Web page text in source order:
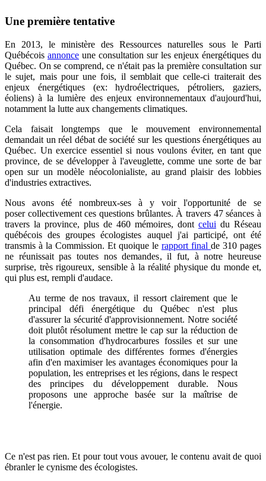
Une première tentative
En 2013, le ministère des Ressources naturelles sous le Parti
Québécois annonce une consultation sur les enjeux énergétiques du
Québec. On se comprend, ce n'était pas la première consultation sur
le sujet, mais pour une fois, il semblait que celle-ci traiterait des
enjeux énergétiques (ex: hydroélectriques, pétroliers, gaziers,
éoliens) à la lumière des enjeux environnementaux d'aujourd'hui,
notamment la lutte aux changements climatiques.
Cela faisait longtemps que le mouvement environnemental
demandait un réel débat de société sur les questions énergétiques au
Québec. Un exercice essentiel si nous voulons éviter, en tant que
province, de se développer à l'aveuglette, comme une sorte de bar
open sur un modèle néocolonialiste, au grand plaisir des lobbies
d'industries extractives.
Nous avons été nombreux-ses à y voir l'opportunité de se
poser collectivement ces questions brûlantes. À travers 47 séances à
travers la province, plus de 460 mémoires, dont celui du Réseau
québécois des groupes écologistes auquel j'ai participé, ont été
transmis à la Commission. Et quoique le rapport final de 310 pages
ne réunissait pas toutes nos demandes, il fut, à notre heureuse
surprise, très rigoureux, sensible à la réalité physique du monde et,
qui plus est, rempli d'audace.
Au terme de nos travaux, il ressort clairement que le
principal défi énergétique du Québec n'est plus
d'assurer la sécurité d'approvisionnement. Notre société
doit plutôt résolument mettre le cap sur la réduction de
la consommation d'hydrocarbures fossiles et sur une
utilisation optimale des différentes formes d'énergies
afin d'en maximiser les avantages économiques pour la
population, les entreprises et les régions, dans le respect
des principes du développement durable. Nous
proposons une approche basée sur la maîtrise de
l'énergie.
Ce n'est pas rien. Et pour tout vous avouer, le contenu avait de quoi
ébranler le cynisme des écologistes.